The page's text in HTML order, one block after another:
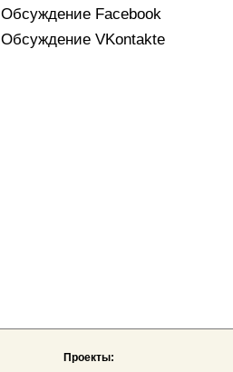
Обсуждение Facebook
Обсуждение VKontakte
Проекты: